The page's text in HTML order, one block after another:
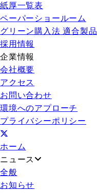
紙厚一覧表
ペーパーショールーム
グリーン購入法 適合製品
採用情報
企業情報
会社概要
アクセス
お問い合わせ
環境へのアプローチ
プライバシーポリシー
ホーム
ニュース
全般
お知らせ